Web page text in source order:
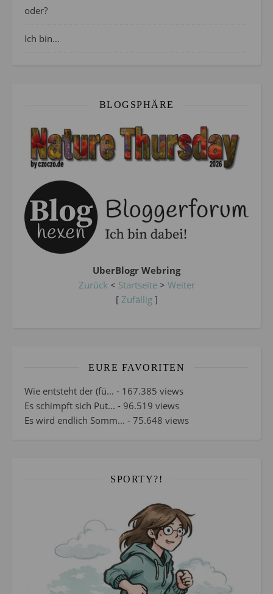
oder?
Ich bin…
BLOGSPHÄRE
UberBlogr Webring
Zurück < Startseite> Weiter
[ Zufällig]
EURE FAVORITEN
Wie entsteht der (fü... - 167.385 views
Es schimpft sich Put... - 96.519 views
Es wird endlich Somm... - 75.648 views
SPORTY?!